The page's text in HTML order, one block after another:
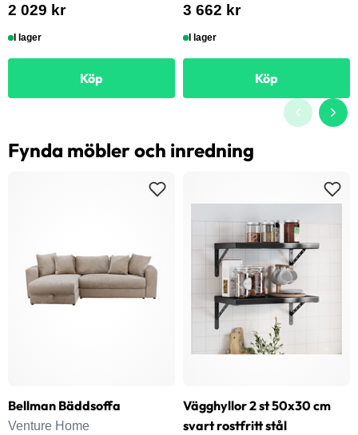
2 029 kr
I lager
Köp
3 662 kr
I lager
Köp
Fynda möbler och inredning
Bellman Bäddsoffa
Venture Home
Vägghyllor 2 st 50x30 cm
svart rostfritt stål